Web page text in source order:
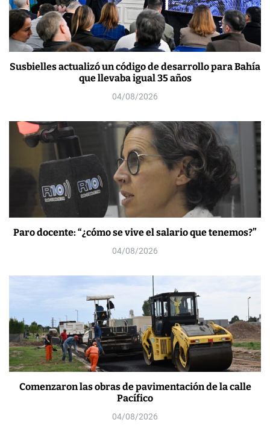
Susbielles actualizó un código de desarrollo para Bahía
que llevaba igual 35 años
04/08/2026
Paro docente: “¿cómo se vive el salario que tenemos?”
04/08/2026
Comenzaron las obras de pavimentación de la calle
Pacífico
04/08/2026